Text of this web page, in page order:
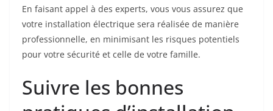
En faisant appel à des experts, vous vous assurez que
votre installation électrique sera réalisée de manière
professionnelle, en minimisant les risques potentiels
pour votre sécurité et celle de votre famille.
Suivre les bonnes